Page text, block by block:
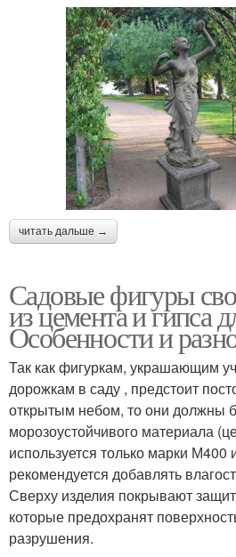
читать дальше →
Садовые фигуры
из цемента и гипса
Особенности и
Так как фигуркам, украшающим
дорожкам в саду , предстоит
открытым небом, то они должны
морозоустойчивого материала
используется только марки
рекомендуется добавлять
Сверху изделия покрывают
которые предохранят
разрушения.